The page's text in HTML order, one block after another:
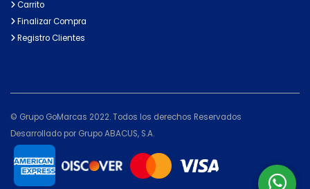
Carrito
Finalizar Compra
Registro Clientes
© Grupo GoMarcas 2022. Todos los derechos Reservados
Desarrollado por Grupo ABACUS, S.A.